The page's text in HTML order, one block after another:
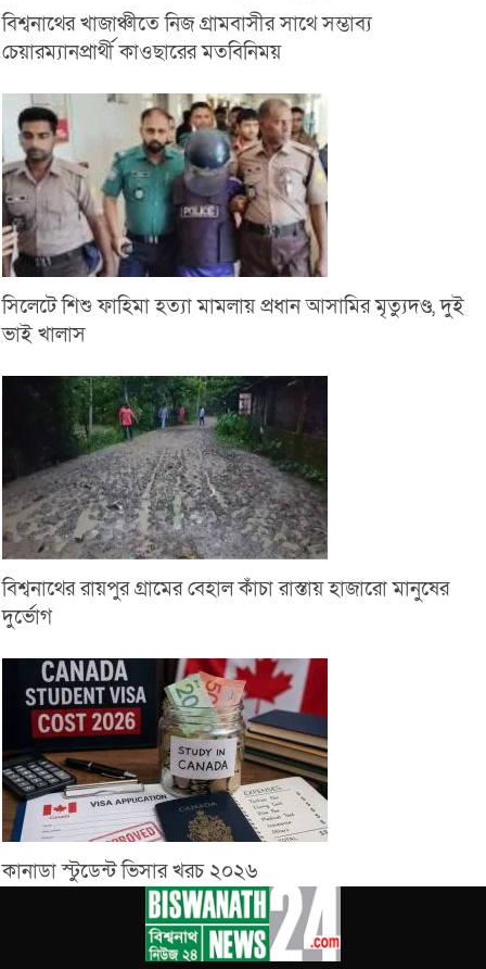
বিশ্বনাথের খাজাঞ্চীতে নিজ গ্রামবাসীর সাথে সম্ভাব্য
চেয়ারম্যানপ্রার্থী কাওছারের মতবিনিময়
সিলেটে শিশু ফাহিমা হত্যা মামলায় প্রধান আসামির মৃত্যুদণ্ড, দুই
ভাই খালাস
বিশ্বনাথের রায়পুর গ্রামের বেহাল কাঁচা রাস্তায় হাজারো মানুষের
দুর্ভোগ
কানাডা স্টুডেন্ট ভিসার খরচ ২০২৬